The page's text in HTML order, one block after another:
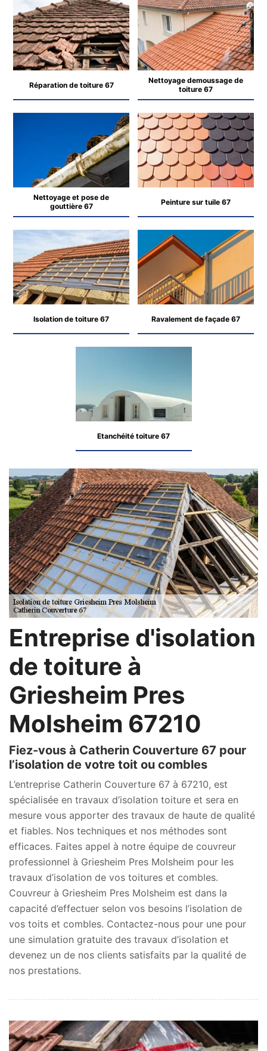
Réparation de toiture 67
Nettoyage demoussage de
toiture 67
Nettoyage et pose de
gouttière 67
Peinture sur tuile 67
Isolation de toiture 67 Ravalement de façade 67
Etanchéité toiture 67
Entreprise d'isolation
de toiture à
Griesheim Pres
Molsheim 67210
Fiez-vous à Catherin Couverture 67 pour
l’isolation de votre toit ou combles
L’entreprise Catherin Couverture 67 à 67210, est
spécialisée en travaux d’isolation toiture et sera en
mesure vous apporter des travaux de haute de qualité
et fiables. Nos techniques et nos méthodes sont
efficaces. Faites appel à notre équipe de couvreur
professionnel à Griesheim Pres Molsheim pour les
travaux d’isolation de vos toitures et combles.
Couvreur à Griesheim Pres Molsheim est dans la
capacité d’effectuer selon vos besoins l’isolation de
vos toits et combles. Contactez-nous pour une pour
une simulation gratuite des travaux d’isolation et
devenez un de nos clients satisfaits par la qualité de
nos prestations.